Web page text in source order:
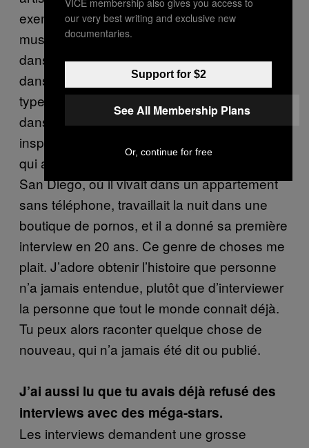
exemple, interviewer Charles Gayle, ce
musicien de free jazz, qui en Europe joue
dans des festivals, mais à New York dort
dans le métro. Ou retrouver Gary Wilson, un
type qui a enregistré cet album magnifique
dans les années 70 à l’âge de 24 ans – qui a
inspiré Beck et d’autres artistes du genre – et
qui a disparu juste après. Je l’ai pisté jusqu’à
San Diego, où il vivait dans un appartement
sans téléphone, travaillait la nuit dans une
boutique de pornos, et il a donné sa première
interview en 20 ans. Ce genre de choses me
plait. J’adore obtenir l’histoire que personne
n’a jamais entendue, plutôt que d’interviewer
la personne que tout le monde connait déjà.
Tu peux alors raconter quelque chose de
nouveau, qui n’a jamais été dit ou publié.
J’ai aussi lu que tu avais déjà refusé des
interviews avec des méga-stars.
Les interviews demandent une grosse
our very best writing and exclusive new
documentaries.
Support for $2
See All Membership Plans
Or, continue for free